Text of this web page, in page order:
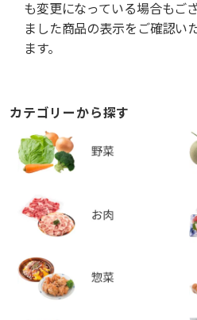
も変更になっている場合もご
ました商品の表示をご確認い
ます。
カテゴリーから探す